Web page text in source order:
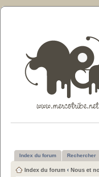
Index du forum Rechercher
Index du forum ‹ Nous et